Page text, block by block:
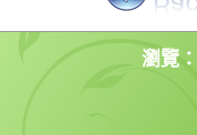
瀏覽：